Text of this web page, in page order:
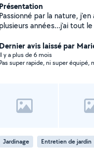
Présentation
Passionné par la nature,
plusieurs années...j'ai tout
par ma curiosité.débarras
etc. Ouvert a toute
Dernier avis laissé par
Il y a plus de 6 mois
Pas super rapide, ni super
Jardinage Entretien de jardin